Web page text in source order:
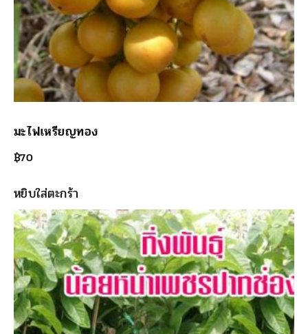
มะไฟเหรียญทอง
฿70
หยิบใส่ตะกร้า